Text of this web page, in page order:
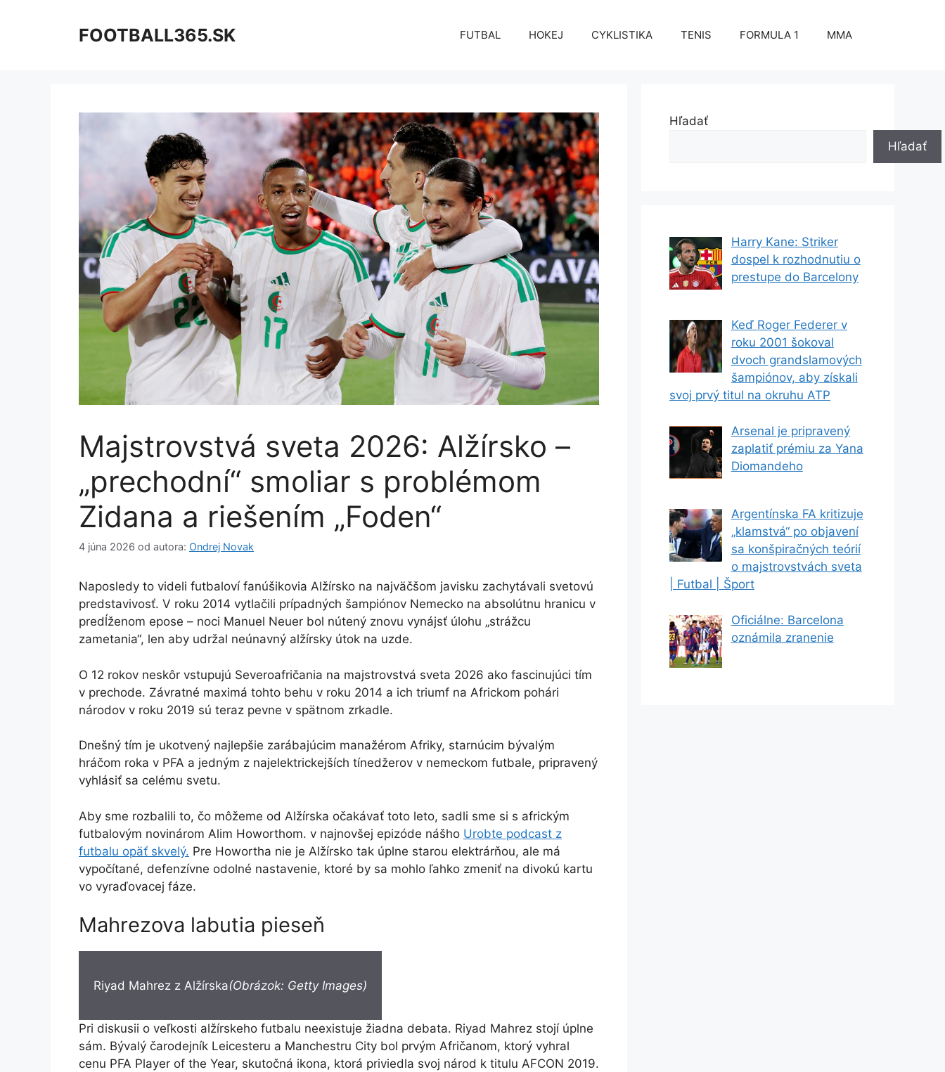
FOOTBALL365.SK FUTBAL HOKEJ CYKLISTIKA TENIS FORMULA 1 MMA
Majstrovstvá sveta 2026: Alžírsko –
„prechodní“ smoliar s problémom
Zidana a riešením „Foden“
4 júna 2026 od autora: Ondrej Novak
Naposledy to videli futbaloví fanúšikovia Alžírsko na najväčšom javisku zachytávali svetovú
predstavivosť. V roku 2014 vytlačili prípadných šampiónov Nemecko na absolútnu hranicu v
predĺženom epose – noci Manuel Neuer bol nútený znovu vynájsť úlohu „strážcu
zametania“, len aby udržal neúnavný alžírsky útok na uzde.
O 12 rokov neskôr vstupujú Severoafričania na majstrovstvá sveta 2026 ako fascinujúci tím
v prechode. Závratné maximá tohto behu v roku 2014 a ich triumf na Africkom pohári
národov v roku 2019 sú teraz pevne v spätnom zrkadle.
Dnešný tím je ukotvený najlepšie zarábajúcim manažérom Afriky, starnúcim bývalým
hráčom roka v PFA a jedným z najelektrickejších tínedžerov v nemeckom futbale, pripravený
vyhlásiť sa celému svetu.
Aby sme rozbalili to, čo môžeme od Alžírska očakávať toto leto, sadli sme si s africkým
futbalovým novinárom Alim Howorthom. v najnovšej epizóde nášho Urobte podcast z
futbalu opäť skvelý. Pre Howortha nie je Alžírsko tak úplne starou elektrárňou, ale má
vypočítané, defenzívne odolné nastavenie, ktoré by sa mohlo ľahko zmeniť na divokú kartu
vo vyraďovacej fáze.
Mahrezova labutia pieseň
Riyad Mahrez z Alžírska(Obrázok: Getty Images)
Pri diskusii o veľkosti alžírskeho futbalu neexistuje žiadna debata. Riyad Mahrez stojí úplne
sám. Bývalý čarodejník Leicesteru a Manchestru City bol prvým Afričanom, ktorý vyhral
cenu PFA Player of the Year, skutočná ikona, ktorá priviedla svoj národ k titulu AFCON 2019.
Hľadať
Hľadať
Harry Kane: Striker
dospel k rozhodnutiu o
prestupe do Barcelony
Keď Roger Federer v
roku 2001 šokoval
dvoch grandslamových
šampiónov, aby získali
svoj prvý titul na okruhu ATP
Arsenal je pripravený
zaplatiť prémiu za Yana
Diomandeho
Argentínska FA kritizuje
„klamstvá“ po objavení
sa konšpiračných teórií
o majstrovstvách sveta
| Futbal | Šport
Oficiálne: Barcelona
oznámila zranenie